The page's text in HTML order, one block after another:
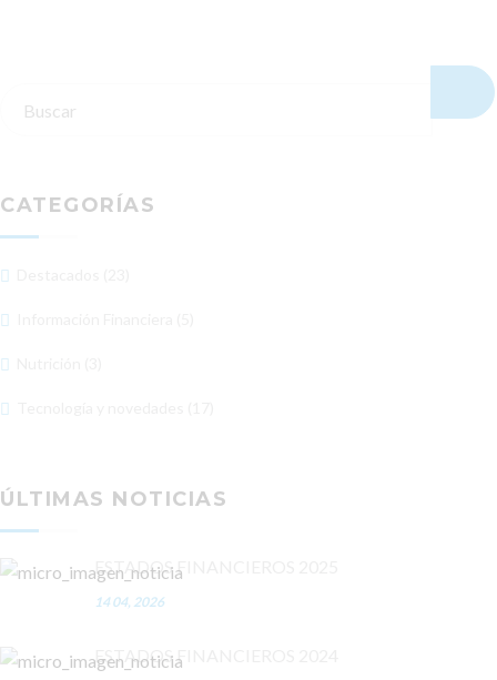
CATEGORÍAS
ÚLTIMAS NOTICIAS
ESTADOS FINANCIEROS 2025
14 04, 2026
ESTADOS FINANCIEROS 2024